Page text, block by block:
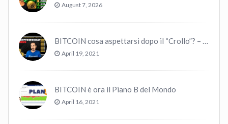
August 7, 2026
BITCOIN cosa aspettarsi dopo il “Crollo”? – CryptoMonday NEWS w16/’21
April 19, 2021
BITCOIN è ora il Piano B del Mondo
April 16, 2021